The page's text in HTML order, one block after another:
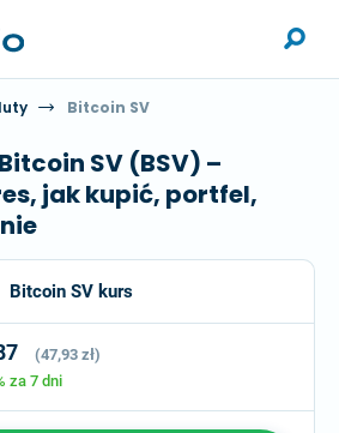
Bitcoin SV
SV (BSV) –
jak kupić, portfel,
Bitcoin SV kurs
(47,93 zł)
za 7 dni